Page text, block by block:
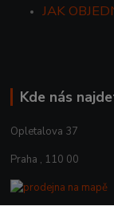
JAK
Kde nás
Opletalova 37
Praha , 110 00